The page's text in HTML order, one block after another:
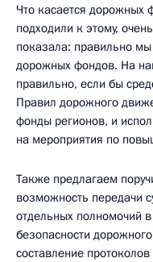
Что касается дорожных
подходили к этому,
показала: правильно мы
дорожных фондов. На
правильно, если бы
Правил дорожного
фонды регионов, и
на мероприятия по
Также предлагаем
возможность передачи
отдельных полномочий
безопасности
составление